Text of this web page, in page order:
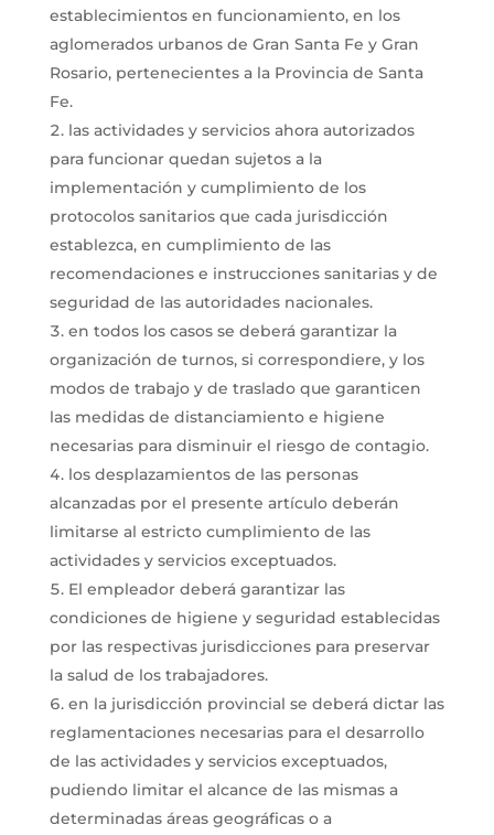
establecimientos en funcionamiento, en los
aglomerados urbanos de Gran Santa Fe y Gran
Rosario, pertenecientes a la Provincia de Santa
Fe.
las actividades y servicios ahora autorizados
para funcionar quedan sujetos a la
implementación y cumplimiento de los
protocolos sanitarios que cada jurisdicción
establezca, en cumplimiento de las
recomendaciones e instrucciones sanitarias y de
seguridad de las autoridades nacionales.
en todos los casos se deberá garantizar la
organización de turnos, si correspondiere, y los
modos de trabajo y de traslado que garanticen
las medidas de distanciamiento e higiene
necesarias para disminuir el riesgo de contagio.
los desplazamientos de las personas
alcanzadas por el presente artículo deberán
limitarse al estricto cumplimiento de las
actividades y servicios exceptuados.
El empleador deberá garantizar las
condiciones de higiene y seguridad establecidas
por las respectivas jurisdicciones para preservar
la salud de los trabajadores.
en la jurisdicción provincial se deberá dictar las
reglamentaciones necesarias para el desarrollo
de las actividades y servicios exceptuados,
pudiendo limitar el alcance de las mismas a
determinadas áreas geográficas o a